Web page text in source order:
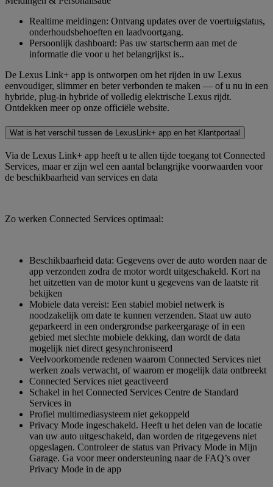
Realtime meldingen: Ontvang updates over de voertuigstatus,
onderhoudsbehoeften en laadvoortgang.
Persoonlijk dashboard: Pas uw startscherm aan met de
informatie die voor u het belangrijkst is..​​
De Lexus Link+ app is ontworpen om het rijden in uw Lexus
eenvoudiger, slimmer en beter verbonden te maken — of u nu in een
hybride, plug-in hybride of volledig elektrische Lexus rijdt.
Ontdekken meer op onze officiële website.
Wat is het verschil tussen de LexusLink+ app en het Klantportaal
Via de Lexus Link+ app heeft u te allen tijde toegang tot Connected
Services, maar er zijn wel een aantal belangrijke voorwaarden voor
de beschikbaarheid van services en data
Zo werken Connected Services optimaal:
Beschikbaarheid data: Gegevens over de auto worden naar de
app verzonden zodra de motor wordt uitgeschakeld. Kort na
het uitzetten van de motor kunt u gegevens van de laatste rit
bekijken
Mobiele data vereist: Een stabiel mobiel netwerk is
noodzakelijk om date te kunnen verzenden. Staat uw auto
geparkeerd in een ondergrondse parkeergarage of in een
gebied met slechte mobiele dekking, dan wordt de data
mogelijk niet direct gesynchroniseerd
Veelvoorkomende redenen waarom Connected Services niet
werken zoals verwacht, of waarom er mogelijk data ontbreekt
Connected Services niet geactiveerd
Schakel in het Connected Services Centre de Standard
Services in
Profiel multimediasysteem niet gekoppeld
Privacy Mode ingeschakeld. Heeft u het delen van de locatie
van uw auto uitgeschakeld, dan worden de ritgegevens niet
opgeslagen. Controleer de status van Privacy Mode in Mijn
Garage. Ga voor meer ondersteuning naar de FAQ’s over
Privacy Mode in de app